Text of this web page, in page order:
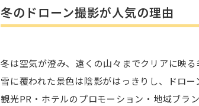
冬のドローン撮影が人気の理由
冬は空気が澄み、遠くの山々までクリアに映る
雪に覆われた景色は陰影がはっきりし、ドロ
観光PR・ホテルのプロモーション・地域ブラ